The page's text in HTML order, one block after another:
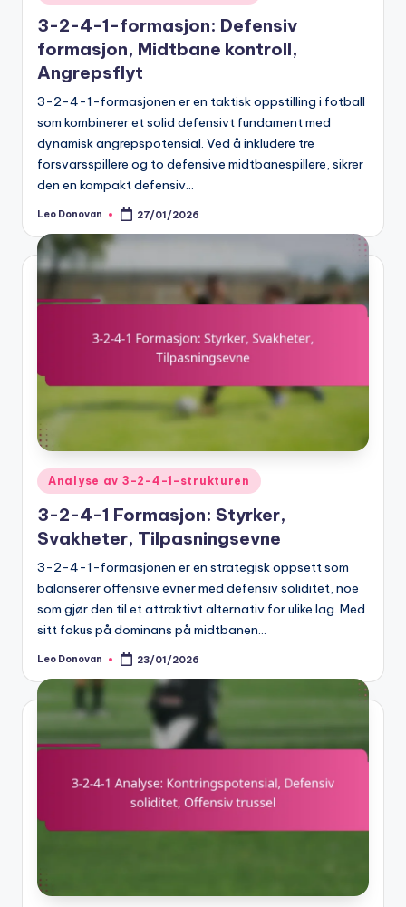
in
3-2-4-1-formasjon: Defensiv
formasjon, Midtbane kontroll,
Angrepsflyt
3-2-4-1-formasjonen er en taktisk oppstilling i fotball
som kombinerer et solid defensivt fundament med
dynamisk angrepspotensial. Ved å inkludere tre
forsvarsspillere og to defensive midtbanespillere, sikrer
den en kompakt defensiv…
Posted
Leo Donovan 27/01/2026
Posted
in
Analyse av 3-2-4-1-strukturen
3-2-4-1 Formasjon: Styrker,
Svakheter, Tilpasningsevne
3-2-4-1-formasjonen er en strategisk oppsett som
balanserer offensive evner med defensiv soliditet, noe
som gjør den til et attraktivt alternativ for ulike lag. Med
sitt fokus på dominans på midtbanen…
Posted
Leo Donovan 23/01/2026